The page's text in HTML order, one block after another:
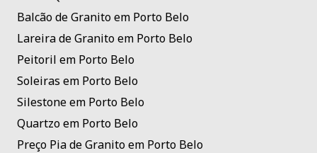
Balcão de Granito em Porto Belo
Lareira de Granito em Porto Belo
Peitoril em Porto Belo
Soleiras em Porto Belo
Silestone em Porto Belo
Quartzo em Porto Belo
Preço Pia de Granito em Porto Belo